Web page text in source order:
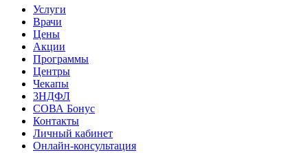
Услуги
Врачи
Цены
Акции
Программы
Центры
Чекапы
3НДФЛ
СОВА Бонус
Контакты
Личный кабинет
Онлайн-консультация